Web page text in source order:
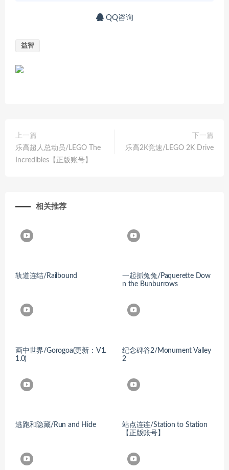
QQ咨询
益智
上一篇
乐高超人总动员/LEGO The
Incredibles【正版账号】
下一篇
乐高2K竞速/LEGO 2K Drive
相关推荐
轨道连结/Railbound
一起抓兔兔/Paquerette Dow
n the Bunburrows
画中世界/Gorogoa(更新：V1.
1.0)
纪念碑谷2/Monument Valley
2
逃跑和隐藏/Run and Hide
站点连连/Station to Station
【正版账号】